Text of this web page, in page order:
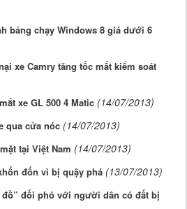
bảng chạy Windows 8 giá dưới 6
xe Camry tăng tốc mất kiểm soát
xe GL 500 4 Matic (14/07/2013)
qua cửa nóc (14/07/2013)
tại Việt Nam (14/07/2013)
đốn vì bị quậy phá (13/07/2013)
đối phó với người dân có đất bị